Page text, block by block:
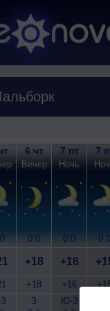
6 чт
Вечер
0.0
+18
+18
З
7 пт
Ночь
0.0
+16
+16
Ю-З
7
0.0